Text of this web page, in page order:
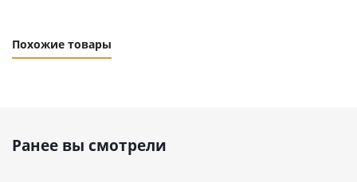
Похожие товары
Ранее вы смотрели